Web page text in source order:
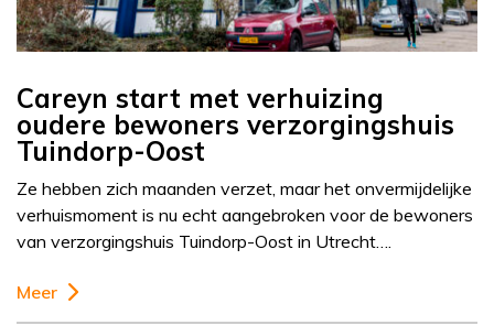
Careyn start met verhuizing
oudere bewoners verzorgingshuis
Tuindorp-Oost
Ze hebben zich maanden verzet, maar het onvermijdelijke
verhuismoment is nu echt aangebroken voor de bewoners
van verzorgingshuis Tuindorp-Oost in Utrecht….
Meer